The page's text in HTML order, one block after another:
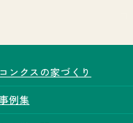
コンクスの家づくり
事例集
ッフブログ